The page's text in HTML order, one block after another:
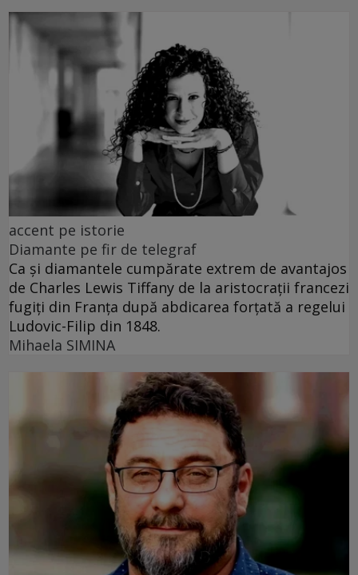
accent pe istorie
Diamante pe fir de telegraf
Ca și diamantele cumpărate extrem de avantajos
de Charles Lewis Tiffany de la aristocrații francezi
fugiți din Franța după abdicarea forțată a regelui
Ludovic-Filip din 1848.
Mihaela SIMINA